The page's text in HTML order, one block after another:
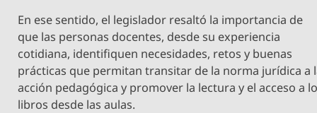
En ese sentido, el legislador resaltó la importancia de
que las personas docentes, desde su experiencia
cotidiana, identifiquen necesidades, retos y buenas
prácticas que permitan transitar de la norma jurídica a
acción pedagógica y promover la lectura y el acceso a
libros desde las aulas.